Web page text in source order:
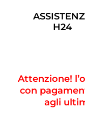
H24
Attenzione!
con
agli